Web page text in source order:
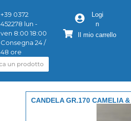
+39 0372
452278 lun -
ven 8:00 18:00
Consegna 24 /
48 ore
Logi
n
Il mio carrello
CANDELA GR.170 CAMELIA